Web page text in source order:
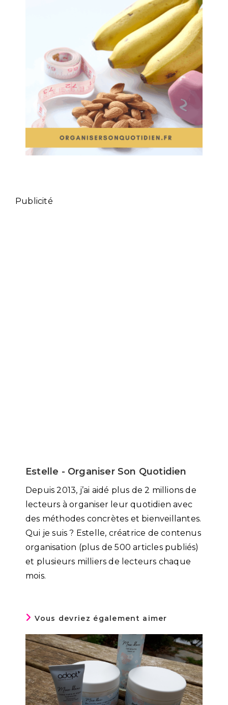
Publicité
Estelle - Organiser Son Quotidien
Depuis 2013, j’ai aidé plus de 2 millions de
lecteurs à organiser leur quotidien avec
des méthodes concrètes et bienveillantes.
Qui je suis ? Estelle, créatrice de contenus
organisation (plus de 500 articles publiés)
et plusieurs milliers de lecteurs chaque
mois.
Vous devriez également aimer